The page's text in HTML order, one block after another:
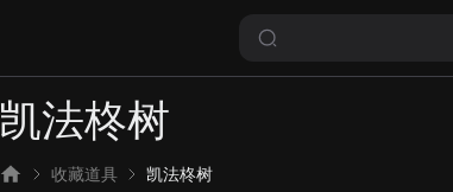
凯法柊树
收藏道具
凯法柊树